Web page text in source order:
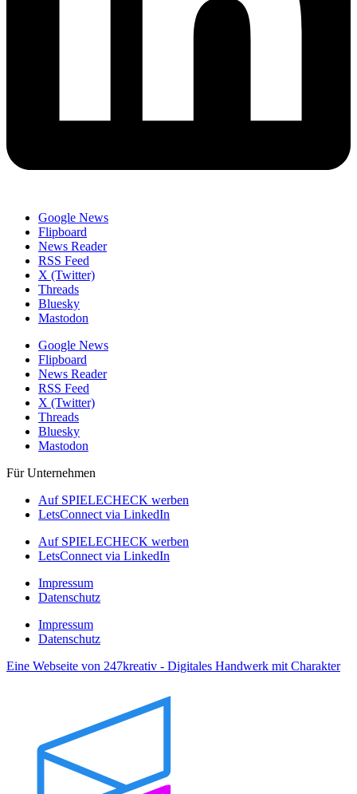
Google News
Flipboard
News Reader
RSS Feed
X (Twitter)
Threads
Bluesky
Mastodon
Google News
Flipboard
News Reader
RSS Feed
X (Twitter)
Threads
Bluesky
Mastodon
Für Unternehmen
Auf SPIELECHECK werben
LetsConnect via LinkedIn
Auf SPIELECHECK werben
LetsConnect via LinkedIn
Impressum
Datenschutz
Impressum
Datenschutz
Eine Webseite von 247kreativ - Digitales Handwerk mit Charakter